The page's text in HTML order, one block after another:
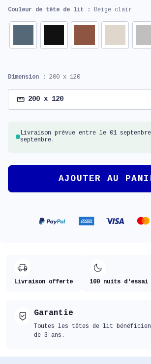
Couleur de tête de lit : Beige clair
Dimension : 200 x 120
200 x 120
Livraison prévue entre le 01
septembre.
AJOUTER AU
Livraison offerte 100 nuits d'essai
Garantie
Toutes les têtes de lit
de 3 ans.